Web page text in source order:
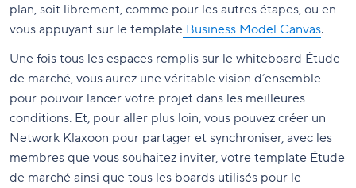
plan, soit librement, comme pour les autres étapes, ou en
vous appuyant sur le template Business Model Canvas.
Une fois tous les espaces remplis sur le whiteboard Étude
de marché, vous aurez une véritable vision d’ensemble
pour pouvoir lancer votre projet dans les meilleures
conditions. Et, pour aller plus loin, vous pouvez créer un
Network Klaxoon pour partager et synchroniser, avec les
membres que vous souhaitez inviter, votre template Étude
de marché ainsi que tous les boards utilisés pour le